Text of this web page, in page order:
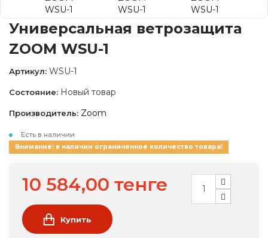
Универсальная ветрозащита
ZOOM WSU-1
Артикул: WSU-1
Состояние: Новый товар
Производитель: Zoom
Есть в наличии
Внимание: в наличии ограниченное количество товара!
10 584,00 тенге
Купить